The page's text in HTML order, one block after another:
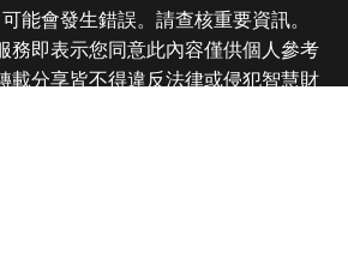
能會發生錯誤。請查核重要資訊。
務即表示您同意此內容僅供個人參考
載分享皆不得違反法律或侵犯智慧財